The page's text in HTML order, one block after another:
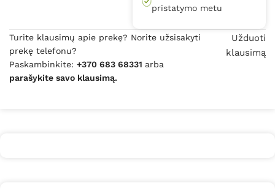
pristatymo metu
Turite klausimų apie prekę? Norite užsisakyti
prekę telefonu?
Paskambinkite: +370 683 68331 arba
parašykite savo klausimą.
Užduoti
klausimą